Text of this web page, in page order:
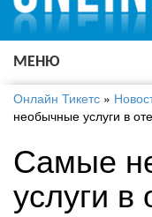
МЕНЮ
Онлайн Тикетс »
необычные услуги в
Самые
услуги в